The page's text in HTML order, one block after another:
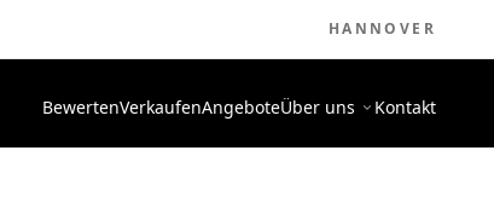
HANNOVER
BewertenVerkaufenAngeboteÜber uns Kontakt